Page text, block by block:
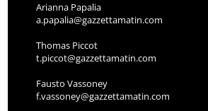
Arianna Papalia
a.papalia@gazzettamatin.com
Thomas Piccot
t.piccot@gazzettamatin.com
Fausto Vassoney
f.vassoney@gazzettamatin.com